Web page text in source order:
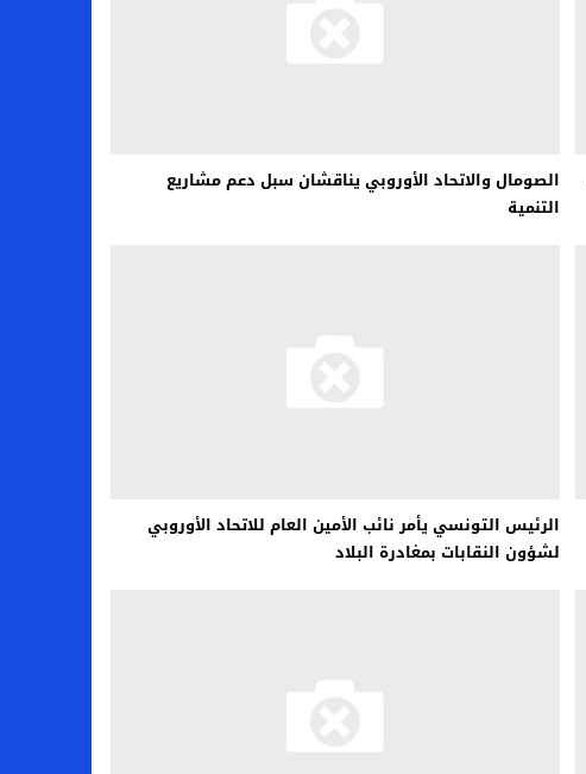
الصومال والاتحاد الأوروبي يناقشان سبل دعم مشاريع
التنمية
الرئيس التونسي يأمر نائب الأمين العام للاتحاد الأوروبي
لشؤون النقابات بمغادرة البلاد